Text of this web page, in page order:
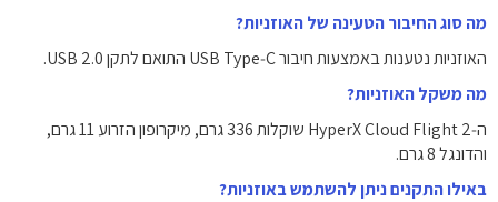
מה סוג החיבור הטעינה של האוזניות?
האוזניות נטענות באמצעות חיבור USB Type‑C התואם לתקן USB 2.0.
מה משקל האוזניות?
ה‑HyperX Cloud Flight 2 שוקלות 336 גרם, מיקרופון הזרוע 11 גרם,
והדונגל 8 גרם.
באילו התקנים ניתן להשתמש באוזניות?